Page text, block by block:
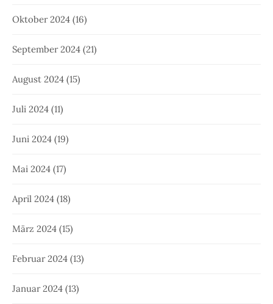
Oktober 2024 (16)
September 2024 (21)
August 2024 (15)
Juli 2024 (11)
Juni 2024 (19)
Mai 2024 (17)
April 2024 (18)
März 2024 (15)
Februar 2024 (13)
Januar 2024 (13)